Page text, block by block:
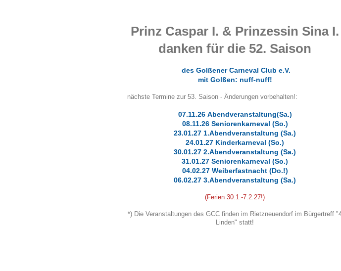
Prinz Caspar I. & Prinzessin Sina I.
danken für die 52. Saison
des Golßener Carneval Club e.V.
mit Golßen: nuff-nuff!
nächste Termine zur 53. Saison - Änderungen vorbehalten!:
07.11.26 Abendveranstaltung(Sa.)
08.11.26 Seniorenkarneval (So.)
23.01.27 1.Abendveranstaltung (Sa.)
24.01.27 Kinderkarneval (So.)
30.01.27 2.Abendveranstaltung (Sa.)
31.01.27 Seniorenkarneval (So.)
04.02.27 Weiberfastnacht (Do.!)
06.02.27 3.Abendveranstaltung (Sa.)
(Ferien 30.1.-7.2.27!)
*) Die Veranstaltungen des GCC finden im Rietzneuendorf im Bürgertreff
Linden" statt!